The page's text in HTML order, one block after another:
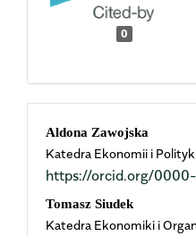
0
Main
Article
Content
Aldona Zawojska
Katedra Ekonomii i
https://orcid.org/
Tomasz Siudek
Katedra Ekonomiki i